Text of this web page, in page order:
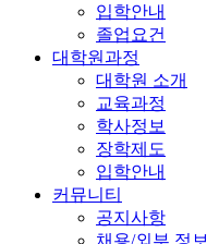
입학안내
졸업요건
대학원과정
대학원 소개
교육과정
학사정보
장학제도
입학안내
커뮤니티
공지사항
채용/외부 정보